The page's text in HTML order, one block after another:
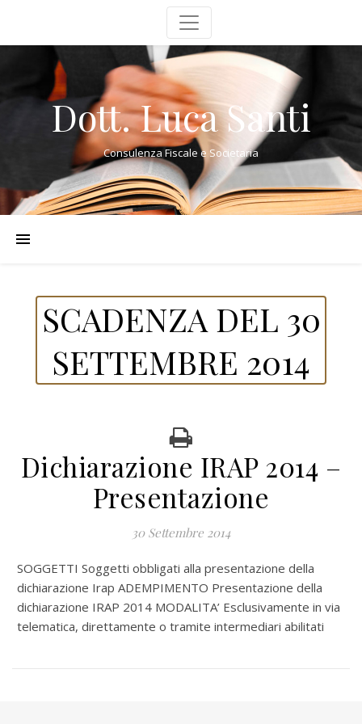
Dott. Luca Santi
Consulenza Fiscale e Societaria
SCADENZA DEL 30
SETTEMBRE 2014
Dichiarazione IRAP 2014 –
Presentazione
30 Settembre 2014
SOGGETTI Soggetti obbligati alla presentazione della
dichiarazione Irap ADEMPIMENTO Presentazione della
dichiarazione IRAP 2014 MODALITA’ Esclusivamente in via
telematica, direttamente o tramite intermediari abilitati